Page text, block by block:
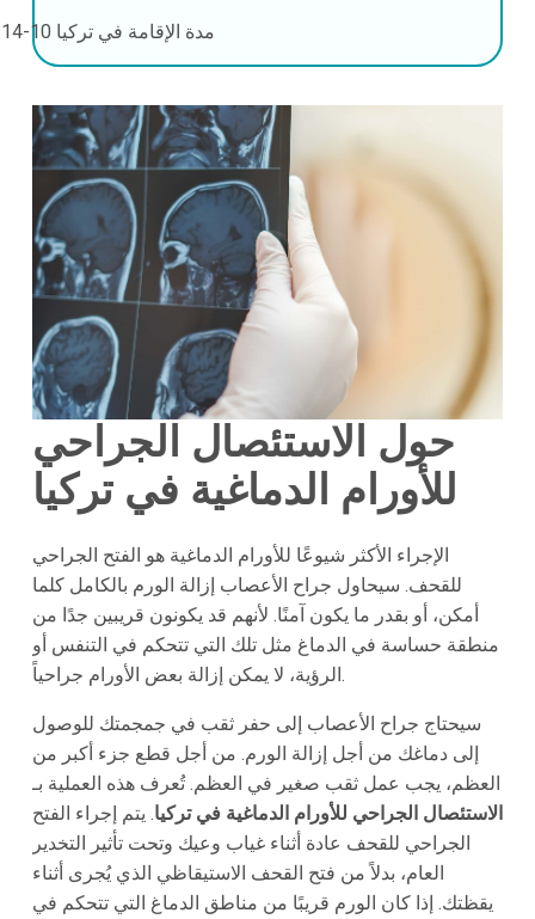
مدة الإقامة في تركيا 10-14 أيام
حول الاستئصال الجراحي
للأورام الدماغية في تركيا
الإجراء الأكثر شيوعًا للأورام الدماغية هو الفتح الجراحي
للقحف. سيحاول جراح الأعصاب إزالة الورم بالكامل كلما
أمكن، أو بقدر ما يكون آمنًا. لأنهم قد يكونون قريبين جدًا من
منطقة حساسة في الدماغ مثل تلك التي تتحكم في التنفس أو
الرؤية، لا يمكن إزالة بعض الأورام جراحياً.
سيحتاج جراح الأعصاب إلى حفر ثقب في جمجمتك للوصول
إلى دماغك من أجل إزالة الورم. من أجل قطع جزء أكبر من
العظم، يجب عمل ثقب صغير في العظم. تُعرف هذه العملية بـ
الاستئصال الجراحي للأورام الدماغية في تركيا. يتم إجراء الفتح
الجراحي للقحف عادة أثناء غياب وعيك وتحت تأثير التخدير
العام، بدلاً من فتح القحف الاستيقاظي الذي يُجرى أثناء
يقظتك. إذا كان الورم قريبًا من مناطق الدماغ التي تتحكم في